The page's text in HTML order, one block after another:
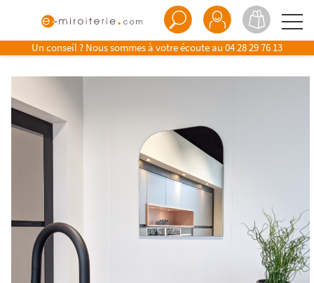
Un conseil ? Nous sommes à votre écoute au 04 28 29 76 13